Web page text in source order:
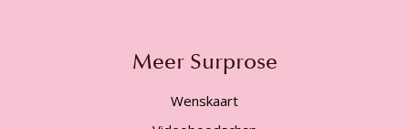
Meer Surprose
Wenskaart